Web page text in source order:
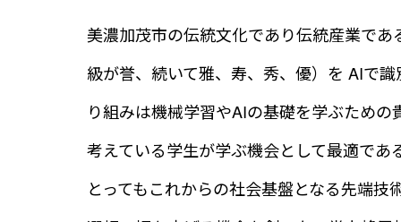
美濃加茂市の伝統文化であり伝統産業で
級が誉、続いて雅、寿、秀、優）を AIで
り組みは機械学習やAIの基礎を学ぶため
考えている学生が学ぶ機会として最適で
とってもこれからの社会基盤となる先端